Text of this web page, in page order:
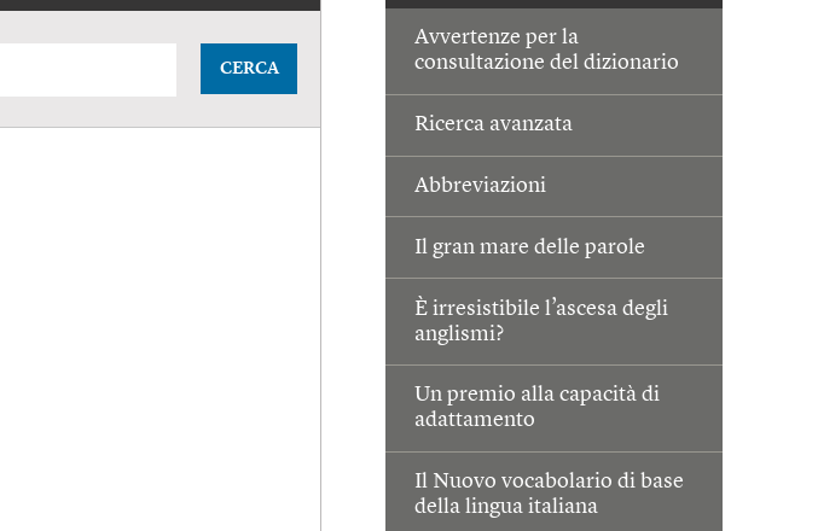
Avvertenze per la
consultazione del dizionario
Ricerca avanzata
Abbreviazioni
Il gran mare delle parole
È irresistibile l’ascesa degli
anglismi?
Un premio alla capacità di
adattamento
Il Nuovo vocabolario di base
della lingua italiana
CERCA